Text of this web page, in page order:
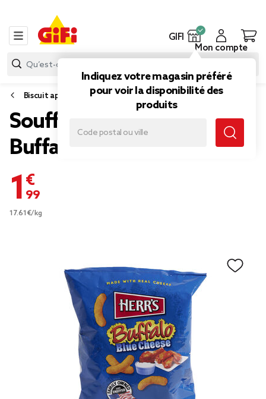
GIFI
Indiquez votre magasin préféré
pour voir la disponibilité des
produits
Mon compte
Biscuit apéritif et snack
Soufflés au fromage Herr's
Buffalo 113gr
1,99 €
17.61€/kg